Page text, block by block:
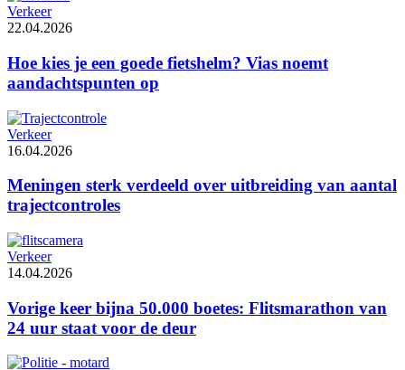
Verkeer
22.04.2026
Hoe kies je een goede fietshelm? Vias noemt
aandachtspunten op
Verkeer
16.04.2026
Meningen sterk verdeeld over uitbreiding van aantal
trajectcontroles
Verkeer
14.04.2026
Vorige keer bijna 50.000 boetes: Flitsmarathon van
24 uur staat voor de deur